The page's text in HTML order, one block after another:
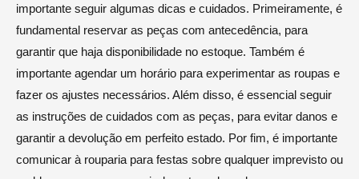
importante seguir algumas dicas e cuidados. Primeiramente, é
fundamental reservar as peças com antecedência, para
garantir que haja disponibilidade no estoque. Também é
importante agendar um horário para experimentar as roupas e
fazer os ajustes necessários. Além disso, é essencial seguir
as instruções de cuidados com as peças, para evitar danos e
garantir a devolução em perfeito estado. Por fim, é importante
comunicar à rouparia para festas sobre qualquer imprevisto ou